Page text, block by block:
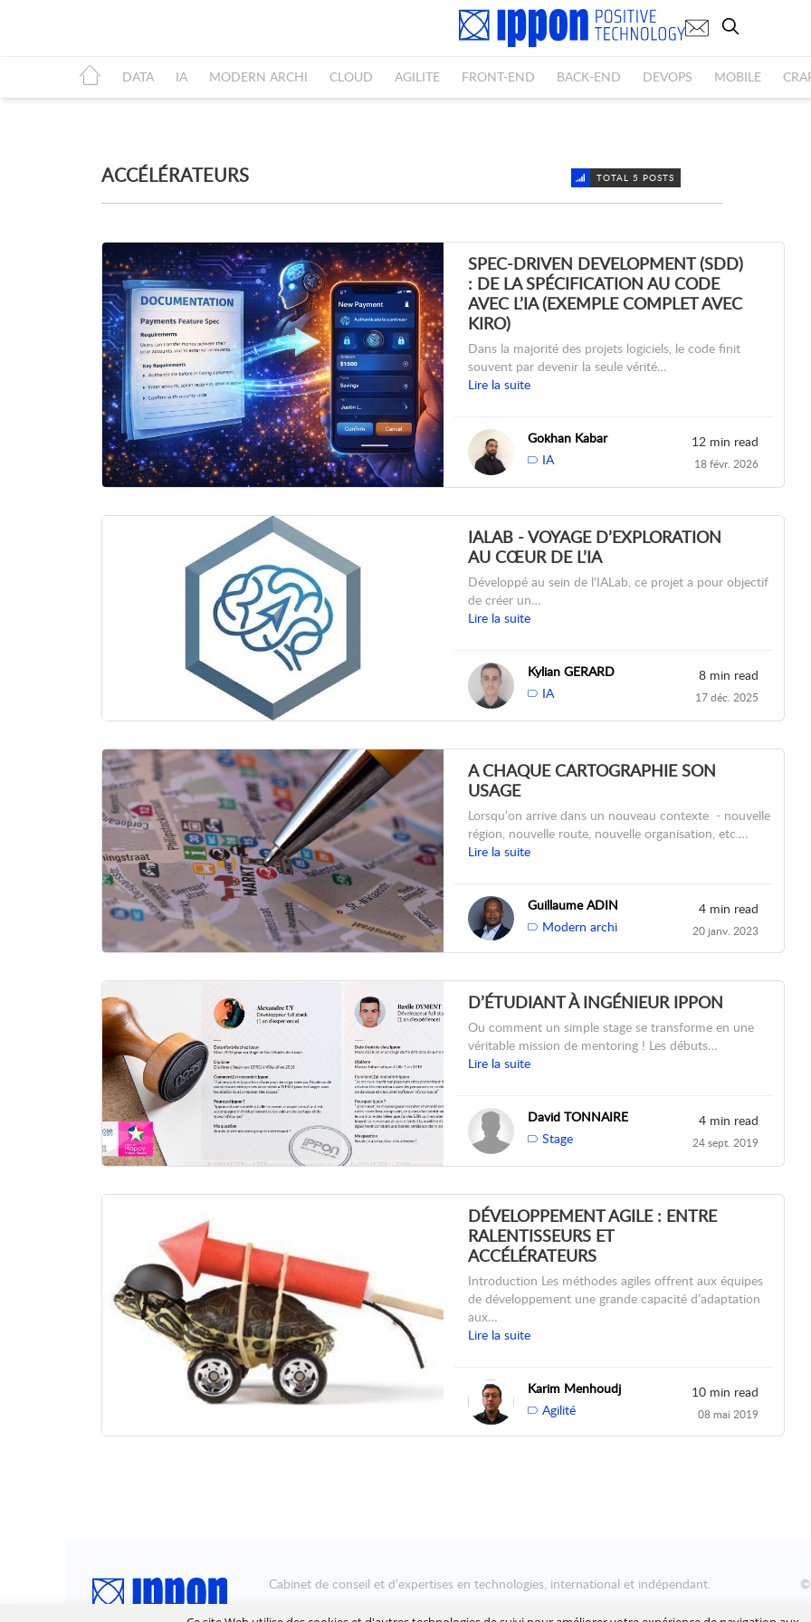
DATA IA MODERN ARCHI CLOUD AGILITE FRONT-END BACK-END DEVOPS MOBILE
ACCÉLÉRATEURS TOTAL 5 POSTS
SPEC-DRIVEN DEVELOPMENT (SDD)
: DE LA SPÉCIFICATION AU CODE
AVEC L’IA (EXEMPLE COMPLET AVEC
KIRO)
Dans la majorité des projets logiciels, le code finit
souvent par devenir la seule vérité…
Lire la suite
Gokhan Kabar
IA
12 min read
18 févr. 2026
IALAB - VOYAGE D’EXPLORATION
AU CŒUR DE L’IA
Développé au sein de l'IALab, ce projet a pour objectif
de créer un…
Lire la suite
Kylian GERARD
IA
8 min read
17 déc. 2025
A CHAQUE CARTOGRAPHIE SON
USAGE
Lorsqu’on arrive dans un nouveau contexte - nouvelle
région, nouvelle route, nouvelle organisation, etc.…
Lire la suite
Guillaume ADIN
Modern archi
4 min read
20 janv. 2023
D’ÉTUDIANT À INGÉNIEUR IPPON
Ou comment un simple stage se transforme en une
véritable mission de mentoring ! Les débuts…
Lire la suite
David TONNAIRE
Stage
4 min read
24 sept. 2019
DÉVELOPPEMENT AGILE : ENTRE
RALENTISSEURS ET
ACCÉLÉRATEURS
Introduction Les méthodes agiles offrent aux équipes
de développement une grande capacité d’adaptation
aux…
Lire la suite
Karim Menhoudj
Agilité
10 min read
08 mai 2019
Cabinet de conseil et d’expertises en technologies, international et indépendant.
©